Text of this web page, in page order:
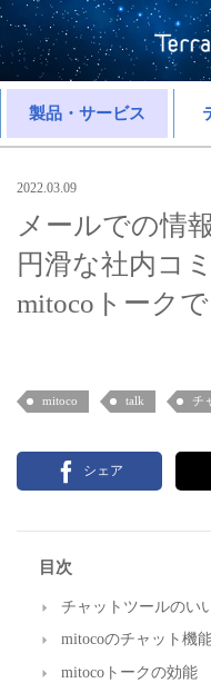
製品・サービス
2022.03.09
メールでの情
円滑な社内コ
mitocoトークで
mitoco talk チ
シェア
目次
チャットツールのい
mitocoのチャット機
mitocoトークの効能